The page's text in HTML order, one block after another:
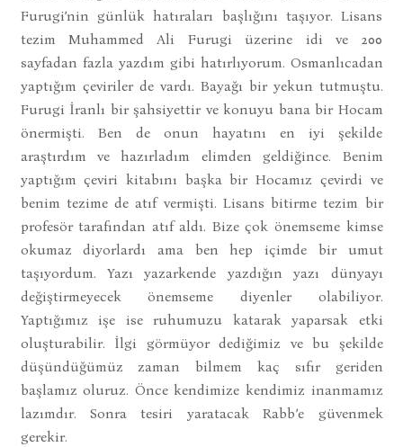
Furugi’nin günlük hatıraları başlığını taşıyor. Lisans
tezim Muhammed Ali Furugi üzerine idi ve 200
sayfadan fazla yazdım gibi hatırlıyorum. Osmanlıcadan
yaptığım çeviriler de vardı. Bayağı bir yekun tutmuştu.
Furugi İranlı bir şahsiyettir ve konuyu bana bir Hocam
önermişti. Ben de onun hayatını en iyi şekilde
araştırdım ve hazırladım elimden geldiğince. Benim
yaptığım çeviri kitabını başka bir Hocamız çevirdi ve
benim tezime de atıf vermişti. Lisans bitirme tezim bir
profesör tarafından atıf aldı. Bize çok önemseme kimse
okumaz diyorlardı ama ben hep içimde bir umut
taşıyordum. Yazı yazarkende yazdığın yazı dünyayı
değiştirmeyecek önemseme diyenler olabiliyor.
Yaptığımız işe ise ruhumuzu katarak yaparsak etki
oluşturabilir. İlgi görmüyor dediğimiz ve bu şekilde
düşündüğümüz zaman bilmem kaç sıfır geriden
başlamız oluruz. Önce kendimize kendimiz inanmamız
lazımdır. Sonra tesiri yaratacak Rabb’e güvenmek
gerekir.